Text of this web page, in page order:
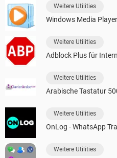
Weitere Utilities
Windows Media
Weitere Utilities
Adblock Plus für
Weitere Utilities
Arabische Tastatur
Weitere Utilities
OnLog - WhatsApp
Weitere Utilities